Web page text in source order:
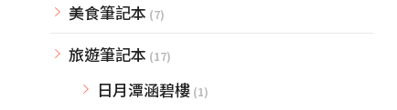
美食筆記本 (7)
旅遊筆記本 (17)
日月潭涵碧樓 (1)